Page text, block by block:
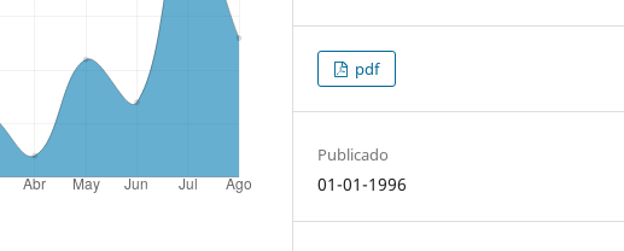
pdf
Publicado
01-01-1996